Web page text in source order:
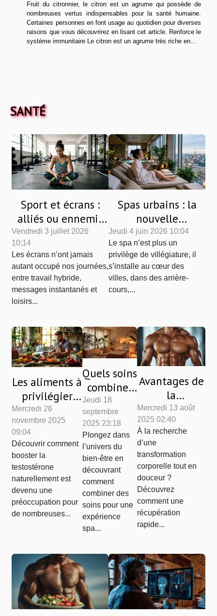
Fruit du citronnier, le citron est un agrume qui possède de
nombreuses vertus indispensables pour la santé humaine.
Certaines personnes en font usage au quotidien pour diverses
raisons que vous découvrirez en lisant cet article. Renforce le
système immunitaire Le citron est un agrume très riche en...
SANTÉ
Sport et écrans :
alliés ou ennemis
de la motivation
quotidienne ?
Vendredi 3 juillet 2026
10:14
Les écrans n’ont jamais
autant occupé nos journées,
entre travail hybride,
messages instantanés et
loisirs...
Spas urbains : la
nouvelle
échappatoire
citadine
Jeudi 4 juin 2026 10:04
Le spa n’est plus un
privilège de villégiature, il
s’installe au cœur des
villes, dans des arrière-
cours,...
Les aliments à
privilégier
pour booster
la
testostérone
naturellement
Mercredi 26
novembre 2025
09:04
Découvrir comment
booster la
testostérone
naturellement est
devenu une
préoccupation pour
de nombreuses...
Quels soins
combiner
pour une
expérience
spa
complète ?
Jeudi 18
septembre
2025 23:18
Plongez dans
l’univers du
bien-être en
découvrant
comment
combiner des
soins pour une
expérience
spa...
Avantages de
la
récupération
rapide après
une
lipoaspiration
de précision
Mercredi 13 août
2025 02:40
À la recherche
d’une
transformation
corporelle tout en
douceur ?
Découvrez
comment une
récupération
rapide...